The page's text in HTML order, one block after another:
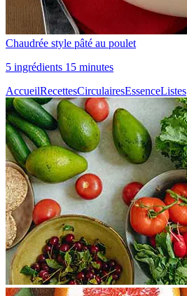
Chaudrée style pâté au poulet
5 ingrédients 15 minutes
AccueilRecettesCirculairesEssenceListes